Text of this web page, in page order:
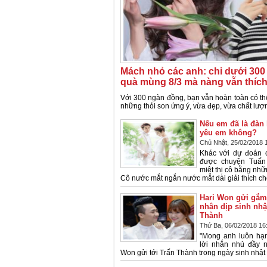
Mách nhỏ các anh: chi dưới
quà mùng 8/3 mà nàng vẫn
Với 300 ngàn đồng, bạn vẫn hoàn toàn có
những thỏi son ứng ý, vừa đẹp, vừa chất
Nếu em đã là
yêu em không?
Chủ Nhật, 25/02/2018
Khác với dự đoán
được chuyện
miệt thị cô bằng
Cô nước mắt ngắn nước mắt dài giải thích
Hari Won gửi
nhân dịp sinh
Thành
Thứ Ba, 06/02/2018
"Mong anh luôn
lời nhắn nhủ đầy
Won gửi tới Trấn Thành trong ngày sinh